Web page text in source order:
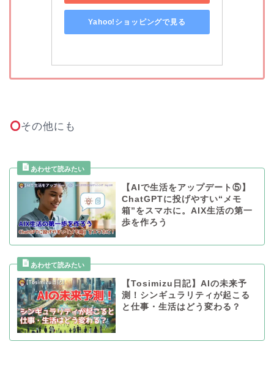
Yahoo!ショッピングで見る
その他にも
【AIで生活をアップデート⑤】
ChatGPTに投げやすい“メモ
箱”をスマホに。AIX生活の第一
歩を作ろう
【Tosimizu日記】AIの未来予
測！シンギュラリティが起こる
と仕事・生活はどう変わる？